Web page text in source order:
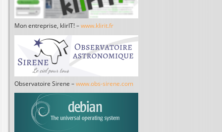
Mon entreprise, klirIT! – www.klirit.fr
Observatoire Sirene – www.obs-sirene.com